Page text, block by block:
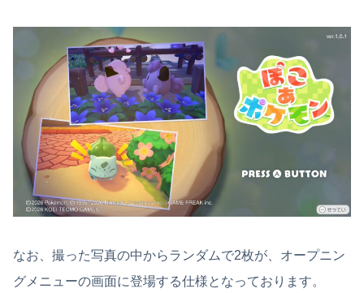
なお、撮った写真の中からランダムで2枚が、オープニン
グメニューの画面に登場する仕様となっております。